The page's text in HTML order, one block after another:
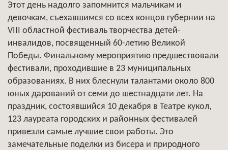
Этот день надолго запомнится мальчикам и
девочкам, съехавшимся со всех концов губернии на
VIII областной фестиваль творчества детей-
инвалидов, посвященный 60-летию Великой
Победы. Финальному мероприятию предшествовали
фестивали, проходившие в 23 муниципальных
образованиях. В них блеснули талантами около 800
юных дарований от семи до шестнадцати лет. На
праздник, состоявшийся 10 декабря в Театре кукол,
123 лауреата городских и районных фестивалей
привезли самые лучшие свои работы. Это
замечательные поделки из бисера и природного